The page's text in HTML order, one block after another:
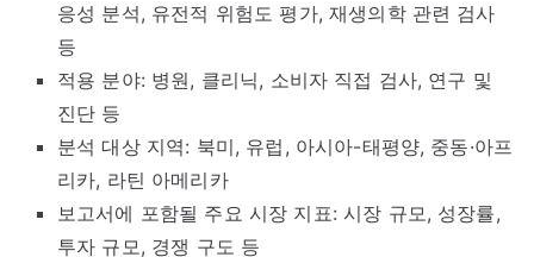
응성 분석, 유전적 위험도 평가, 재생의학 관련 검사
등
적용 분야: 병원, 클리닉, 소비자 직접 검사, 연구 및
진단 등
분석 대상 지역: 북미, 유럽, 아시아-태평양, 중동·아프
리카, 라틴 아메리카
보고서에 포함될 주요 시장 지표: 시장 규모, 성장률,
투자 규모, 경쟁 구도 등